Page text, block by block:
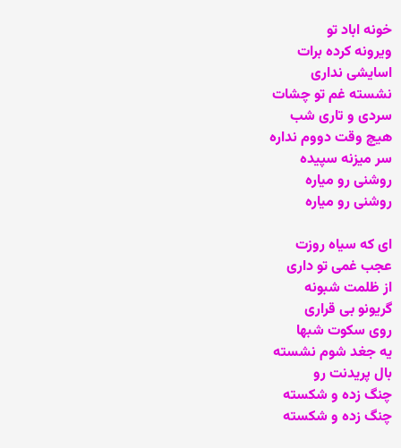
خونه اباد تو
ویرونه کرده برات
اسایشی نداری
نشسته غم تو چشات
سردی و تاری شب
هیچ وقت دووم نداره
سر میزنه سپیده
روشنی رو میاره
روشنی رو میاره
ای که سیاه روزت
عجب غمی تو داری
از ظلمت شبونه
گریونو بی قراری
روی سکوت شبها
یه جغد شوم نشسته
بال پریدنت رو
چنگ زده و شکسته
چنگ زده و شکسته